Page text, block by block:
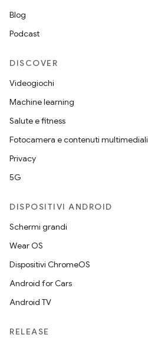
Blog
Podcast
DISCOVER
Videogiochi
Machine learning
Salute e fitness
Fotocamera e contenuti multimediali
Privacy
5G
DISPOSITIVI ANDROID
Schermi grandi
Wear OS
Dispositivi ChromeOS
Android for Cars
Android TV
RELEASE